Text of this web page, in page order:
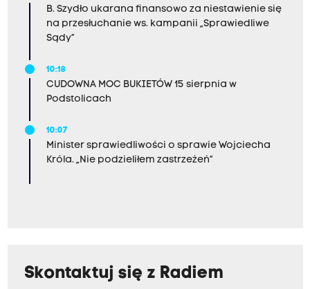
B. Szydło ukarana finansowo za niestawienie się
na przesłuchanie ws. kampanii „Sprawiedliwe
Sądy”
10:18
CUDOWNA MOC BUKIETÓW 15 sierpnia w
Podstolicach
10:07
Minister sprawiedliwości o sprawie Wojciecha
Króla. „Nie podzieliłem zastrzeżeń”
Skontaktuj się z Radiem